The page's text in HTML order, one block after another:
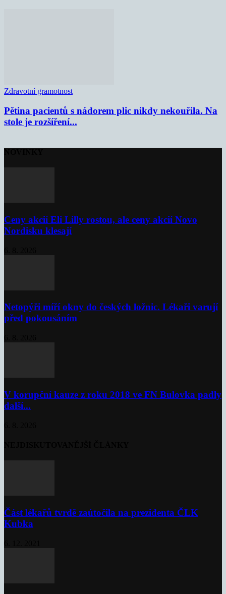
Zdravotní gramotnost
Pětina pacientů s nádorem plic nikdy nekouřila. Na
stole je rozšíření...
Ceny akcií Eli Lilly rostou, ale ceny akcií Novo
Nordisku klesají
Netopýři míří okny do českých ložnic. Lékaři varují
před pokousáním
V korupční kauze z roku 2018 ve FN Bulovka padly
další...
Část lékařů tvrdě zaútočila na prezidenta ČLK
Kubka